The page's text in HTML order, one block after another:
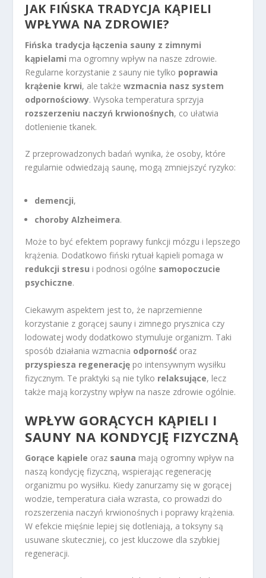
JAK FIŃSKA TRADYCJA KĄPIELI
WPŁYWA NA ZDROWIE?
Fińska tradycja łączenia sauny z zimnymi
kąpielami ma ogromny wpływ na nasze zdrowie.
Regularne korzystanie z sauny nie tylko poprawia
krążenie krwi, ale takżewzmacnia nasz system
odpornościowy. Wysoka temperatura sprzyja
rozszerzeniu naczyń krwionośnych, co ułatwia
dotlenienie tkanek.
Z przeprowadzonych badań wynika, że osoby, które
regularnie odwiedzają saunę, mogą zmniejszyć ryzyko:
demencji,
choroby Alzheimera.
Może to być efektem poprawy funkcji mózgu i lepszego
krążenia. Dodatkowo fiński rytuał kąpieli pomaga w
redukcji stresu i podnosi ogólne samopoczucie
psychiczne.
Ciekawym aspektem jest to, że naprzemienne
korzystanie z gorącej sauny i zimnego prysznica czy
lodowatej wody dodatkowo stymuluje organizm. Taki
sposób działania wzmacnia odporność oraz
przyspiesza regenerację po intensywnym wysiłku
fizycznym. Te praktyki są nie tylko relaksujące, lecz
także mają korzystny wpływ na nasze zdrowie ogólnie.
WPŁYW GORĄCYCH KĄPIELI I
SAUNY NA KONDYCJĘ FIZYCZNĄ
Gorące kąpiele oraz sauna mają ogromny wpływ na
naszą kondycję fizyczną, wspierając regenerację
organizmu po wysiłku. Kiedy zanurzamy się w gorącej
wodzie, temperatura ciała wzrasta, co prowadzi do
rozszerzenia naczyń krwionośnych i poprawy krążenia.
W efekcie mięśnie lepiej się dotleniają, a toksyny są
usuwane skuteczniej, co jest kluczowe dla szybkiej
regeneracji.